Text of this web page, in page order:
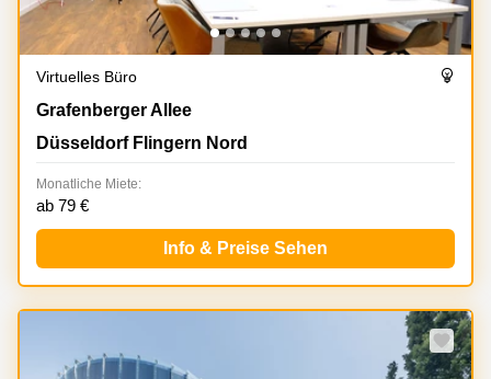
Virtuelles Büro
Grafenberger Allee 277-287, Düsseldorf Flingern Nord
Grafenberger Allee
Düsseldorf Flingern Nord
Monatliche Miete:
ab 79 €
Info & Preise Sehen